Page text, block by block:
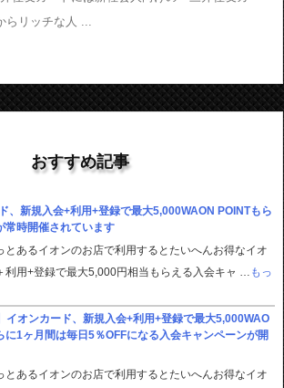
らリッチな人 ...
おすすめ記事
、新規入会+利用+登録で最大5,000WAON POINTもら
常時開催されています
とあるイオンのお店で利用するとたいへんお得なイオ
利用+登録で最大5,000円相当もらえる入会キャ …
もっ
イオンカード、新規入会+利用+登録で最大5,000WAO
に1ヶ月間は毎日5％OFFになる入会キャンペーンが開
とあるイオンのお店で利用するとたいへんお得なイオ